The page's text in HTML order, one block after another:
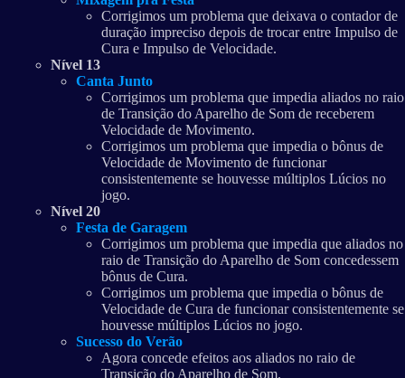
Corrigimos um problema que deixava o contador de
duração impreciso depois de trocar entre Impulso de
Cura e Impulso de Velocidade.
Nível 13
Canta Junto
Corrigimos um problema que impedia aliados no raio
de Transição do Aparelho de Som de receberem
Velocidade de Movimento.
Corrigimos um problema que impedia o bônus de
Velocidade de Movimento de funcionar
consistentemente se houvesse múltiplos Lúcios no
jogo.
Nível 20
Festa de Garagem
Corrigimos um problema que impedia que aliados no
raio de Transição do Aparelho de Som concedessem
bônus de Cura.
Corrigimos um problema que impedia o bônus de
Velocidade de Cura de funcionar consistentemente se
houvesse múltiplos Lúcios no jogo.
Sucesso do Verão
Agora concede efeitos aos aliados no raio de
Transição do Aparelho de Som.